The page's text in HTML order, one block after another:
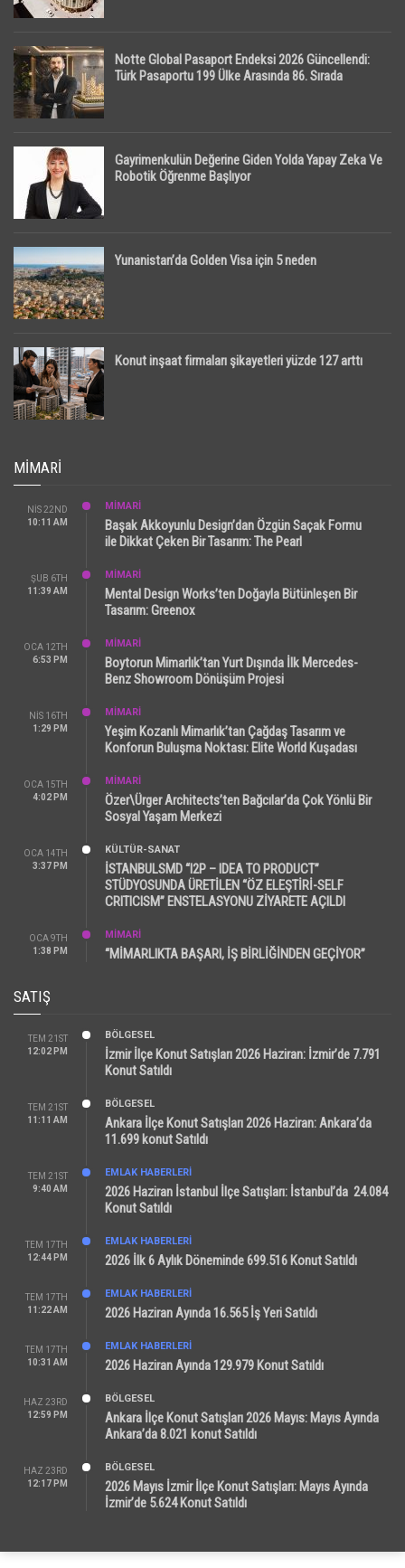
Notte Global Pasaport Endeksi 2026 Güncellendi:
Türk Pasaportu 199 Ülke Arasında 86. Sırada
Gayrimenkulün Değerine Giden Yolda Yapay Zeka Ve
Robotik Öğrenme Başlıyor
Yunanistan’da Golden Visa için 5 neden
Konut inşaat firmaları şikayetleri yüzde 127 arttı
MIMARI
NIS 22ND
10:11 AM
MİMARİ
Başak Akkoyunlu Design’dan Özgün Saçak Formu
ile Dikkat Çeken Bir Tasarım: The Pearl
ŞUB 6TH
11:39 AM
MİMARİ
Mental Design Works’ten Doğayla Bütünleşen Bir
Tasarım: Greenox
OCA 12TH
6:53 PM
MİMARİ
Boytorun Mimarlık’tan Yurt Dışında İlk Mercedes-
Benz Showroom Dönüşüm Projesi
NIS 16TH
1:29 PM
MİMARİ
Yeşim Kozanlı Mimarlık’tan Çağdaş Tasarım ve
Konforun Buluşma Noktası: Elite World Kuşadası
OCA 15TH
4:02 PM
MİMARİ
Özer\Ürger Architects’ten Bağcılar’da Çok Yönlü Bir
Sosyal Yaşam Merkezi
OCA 14TH
3:37 PM
KÜLTÜR-SANAT
İSTANBULSMD “I2P – IDEA TO PRODUCT”
STÜDYOSUNDA ÜRETİLEN “ÖZ ELEŞTİRİ-SELF
CRITICISM” ENSTELASYONU ZİYARETE AÇILDI
OCA 9TH
1:38 PM
MİMARİ
“MİMARLIKTA BAŞARI, İŞ BİRLİĞİNDEN GEÇİYOR”
SATIŞ
TEM 21ST
12:02 PM
BÖLGESEL
İzmir İlçe Konut Satışları 2026 Haziran: İzmir’de 7.791
Konut Satıldı
TEM 21ST
11:11 AM
BÖLGESEL
Ankara İlçe Konut Satışları 2026 Haziran: Ankara’da
11.699 konut Satıldı
TEM 21ST
9:40 AM
EMLAK HABERLERI
2026 Haziran İstanbul İlçe Satışları: İstanbul’da 24.084
Konut Satıldı
TEM 17TH
12:44 PM
EMLAK HABERLERI
2026 İlk 6 Aylık Döneminde 699.516 Konut Satıldı
TEM 17TH
11:22 AM
EMLAK HABERLERI
2026 Haziran Ayında 16.565 İş Yeri Satıldı
TEM 17TH
10:31 AM
EMLAK HABERLERI
2026 Haziran Ayında 129.979 Konut Satıldı
HAZ 23RD
12:59 PM
BÖLGESEL
Ankara İlçe Konut Satışları 2026 Mayıs: Mayıs Ayında
Ankara’da 8.021 konut Satıldı
HAZ 23RD
12:17 PM
BÖLGESEL
2026 Mayıs İzmir İlçe Konut Satışları: Mayıs Ayında
İzmir’de 5.624 Konut Satıldı